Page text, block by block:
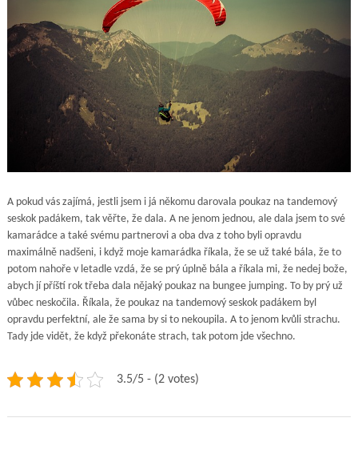
A pokud vás zajímá, jestli jsem i já někomu darovala poukaz na tandemový
seskok padákem, tak věřte, že dala. A ne jenom jednou, ale dala jsem to své
kamarádce a také svému partnerovi a oba dva z toho byli opravdu
maximálně nadšeni, i když moje kamarádka říkala, že se už také bála, že to
potom nahoře v letadle vzdá, že se prý úplně bála a říkala mi, že nedej bože,
abych jí příští rok třeba dala nějaký poukaz na bungee jumping. To by prý už
vůbec neskočila. Říkala, že poukaz na tandemový seskok padákem byl
opravdu perfektní, ale že sama by si to nekoupila. A to jenom kvůli strachu.
Tady jde vidět, že když překonáte strach, tak potom jde všechno.
3.5/5 - (2 votes)